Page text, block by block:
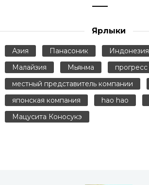
Ярлыки
Азия Панасоник Индонезия
Малайзия
Мьянма
прогресс
местный представитель компании
японская компания
hao hao
Мацусита Коносукэ